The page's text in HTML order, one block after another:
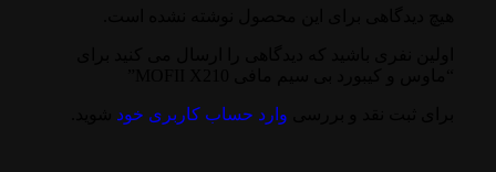
وارد حساب کاربری خود